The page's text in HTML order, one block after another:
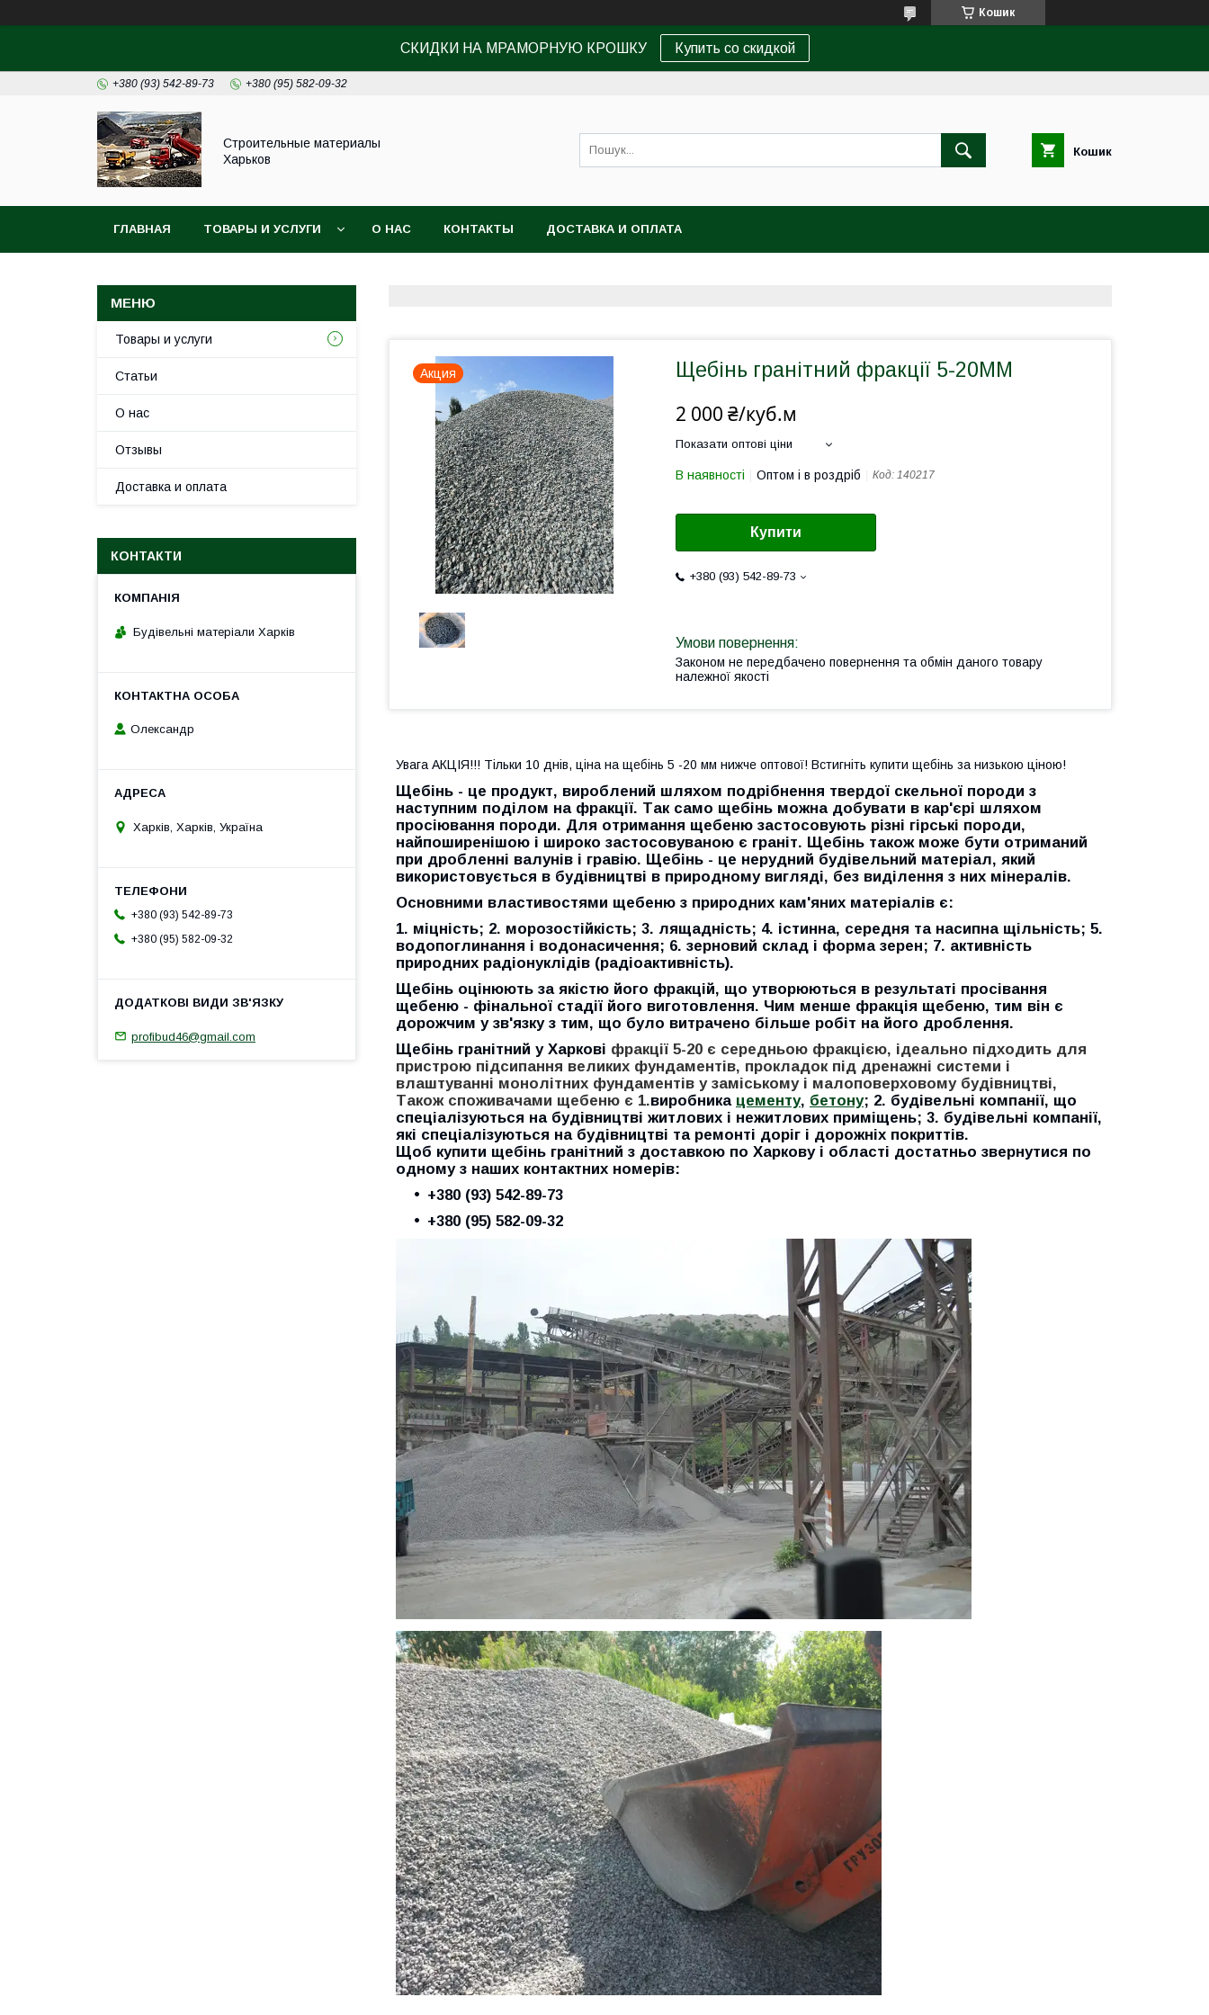
Кошик
СКИДКИ НА МРАМОРНУЮ КРОШКУ Купить со скидкой
+380 (93) 542-89-73 +380 (95) 582-09-32
Строительные материалы
Харьков
Кошик
ГЛАВНАЯ ТОВАРЫ И УСЛУГИ О НАС КОНТАКТЫ ДОСТАВКА И ОПЛАТА
Акция Щебінь гранітний фракції 5-20ММ
2 000 ₴/куб.м
Показати оптові ціни
В наявності Оптом і в роздріб Код: 140217
Купити
+380 (93) 542-89-73
Законом не передбачено повернення та обмін даного товару
належної якості
Увага АКЦІЯ!!! Тільки 10 днів, ціна на щебінь 5 -20 мм нижче оптової! Встигніть купити щебінь за низькою ціною!
Щебінь - це продукт, вироблений шляхом подрібнення твердої скельної породи з
наступним поділом на фракції. Так само щебінь можна добувати в кар'єрі шляхом
просіювання породи. Для отримання щебеню застосовують різні гірські породи,
найпоширенішою і широко застосовуваною є граніт. Щебінь також може бути отриманий
при дробленні валунів і гравію. Щебінь - це нерудний будівельний матеріал, який
використовується в будівництві в природному вигляді, без виділення з них мінералів.
Основними властивостями щебеню з природних кам'яних матеріалів є:
1. міцність; 2. морозостійкість; 3. лящадність; 4. істинна, середня та насипна щільність; 5.
водопоглинання і водонасичення; 6. зерновий склад і форма зерен; 7. активність
природних радіонуклідів (радіоактивність).
Щебінь оцінюють за якістю його фракцій, що утворюються в результаті просівання
щебеню - фінальної стадії його виготовлення. Чим менше фракція щебеню, тим він є
дорожчим у зв'язку з тим, що було витрачено більше робіт на його дроблення.
Щебінь гранітний у Харкові фракції 5-20 є середньою фракцією, ідеально підходить для
пристрою підсипання великих фундаментів, прокладок під дренажні системи і
влаштуванні монолітних фундаментів у заміському і малоповерховому будівництві,
Також споживачами щебеню є 1.виробника цементу, бетону; 2. будівельні компанії, що
спеціалізуються на будівництві житлових і нежитлових приміщень; 3. будівельні компанії,
які спеціалізуються на будівництві та ремонті доріг і дорожніх покриттів.
Щоб купити щебінь гранітний з доставкою по Харкову і області достатньо звернутися по
одному з наших контактних номерів:
+380 (93) 542-89-73
+380 (95) 582-09-32
Товары и услуги
Статьи
О нас
Отзывы
Доставка и оплата
КОНТАКТИ
Будівельні матеріали Харків
Олександр
Харків, Харків, Україна
+380 (93) 542-89-73
+380 (95) 582-09-32
profibud46@gmail.com